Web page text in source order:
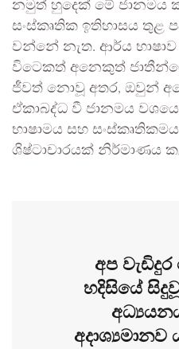
නමුත් හුදෙක් මේ ජානමය
සංස්කෘතික ඉතිහාසය
වන්නේ නැත. ආර්ය
විටෙකත් අනෙකුත්
ජීවත් නොවූ අතර, ඔවුන්
ඒකාබද්ධ වී ජානමය
භාෂාමය සහ
ශිෂ්ටාචාරයක් නිර්මාණය
අප
හදිසියේ
අදාශ්‍යමානව